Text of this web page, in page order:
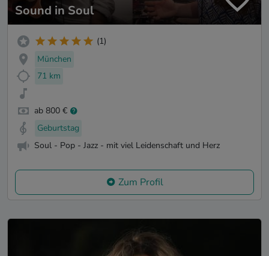
Sound in Soul
(1)
München
71 km
ab 800 €
Geburtstag
Soul - Pop - Jazz - mit viel Leidenschaft und Herz
Zum Profil